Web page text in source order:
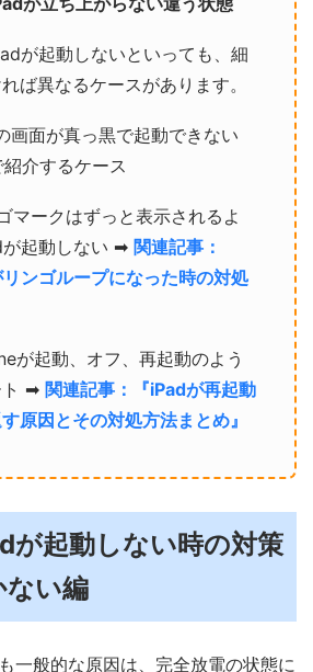
が起動しないといっても、細
ば異なるケースがあります。
画面が真っ黒で起動できない
介するケース
マークはずっと表示されるよ
が起動しない ➡ 関連記事：
リンゴループになった時の対処
が起動、オフ、再起動のよう
ト ➡ 関連記事：『iPadが再起動
原因とその対処方法まとめ』
が起動しない時の対策
ない編
一般的な原因は、完全放電の状態に